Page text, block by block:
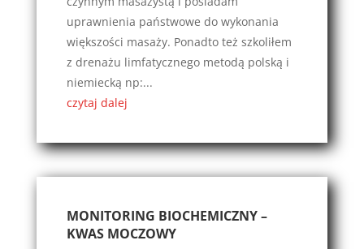
uprawnienia państwowe do wykonania
większości masaży. Ponadto też szkoliłem
z drenażu limfatycznego metodą polską i
niemiecką np:...
czytaj dalej
MONITORING BIOCHEMICZNY –
KWAS MOCZOWY